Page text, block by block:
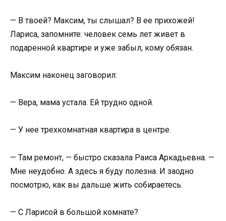
— В твоей? Максим, ты слышал? В ее прихожей!
Лариса, запомните: человек семь лет живет в
подаренной квартире и уже забыл, кому обязан.
Максим наконец заговорил:
— Вера, мама устала. Ей трудно одной.
— У нее трехкомнатная квартира в центре.
— Там ремонт, — быстро сказала Раиса Аркадьевна. —
Мне неудобно. А здесь я буду полезна. И заодно
посмотрю, как вы дальше жить собираетесь.
— С Ларисой в большой комнате?